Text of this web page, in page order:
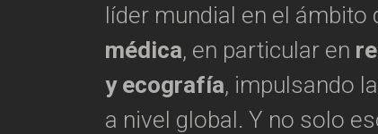
líder mundial en el ámbito
médica, en particular en
y ecografía, impulsando
a nivel global. Y no solo